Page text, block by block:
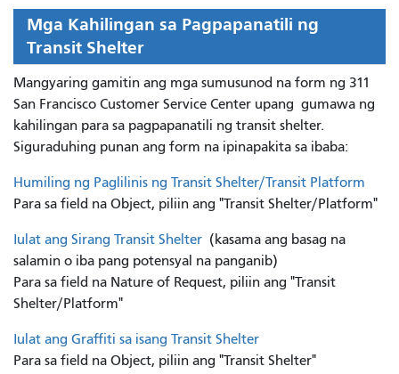
Mga Kahilingan sa Pagpapanatili ng
Transit Shelter
Mangyaring gamitin ang mga sumusunod na form ng 311
San Francisco Customer Service Center upang gumawa ng
kahilingan para sa pagpapanatili ng transit shelter.
Siguraduhing punan ang form na ipinapakita sa ibaba:
Humiling ng Paglilinis ng Transit Shelter/Transit Platform
Para sa field na Object, piliin ang "Transit Shelter/Platform"
Iulat ang Sirang Transit Shelter (kasama ang basag na
salamin o iba pang potensyal na panganib)
Para sa field na Nature of Request, piliin ang "Transit
Shelter/Platform"
Iulat ang Graffiti sa isang Transit Shelter
Para sa field na Object, piliin ang "Transit Shelter"